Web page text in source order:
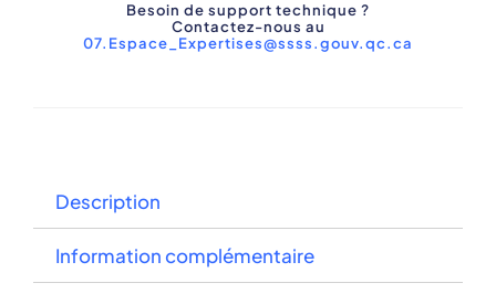
Besoin de support technique ?
Contactez-nous au
07.Espace_Expertises@ssss.gouv.qc.ca
Description
Information complémentaire